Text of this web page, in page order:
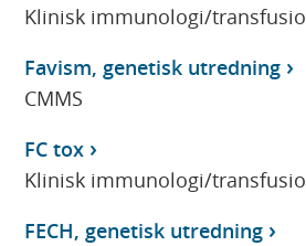
Klinisk immunologi/
Favism, genetisk utredning
CMMS
FC tox
Klinisk immunologi/
FECH, genetisk utredning